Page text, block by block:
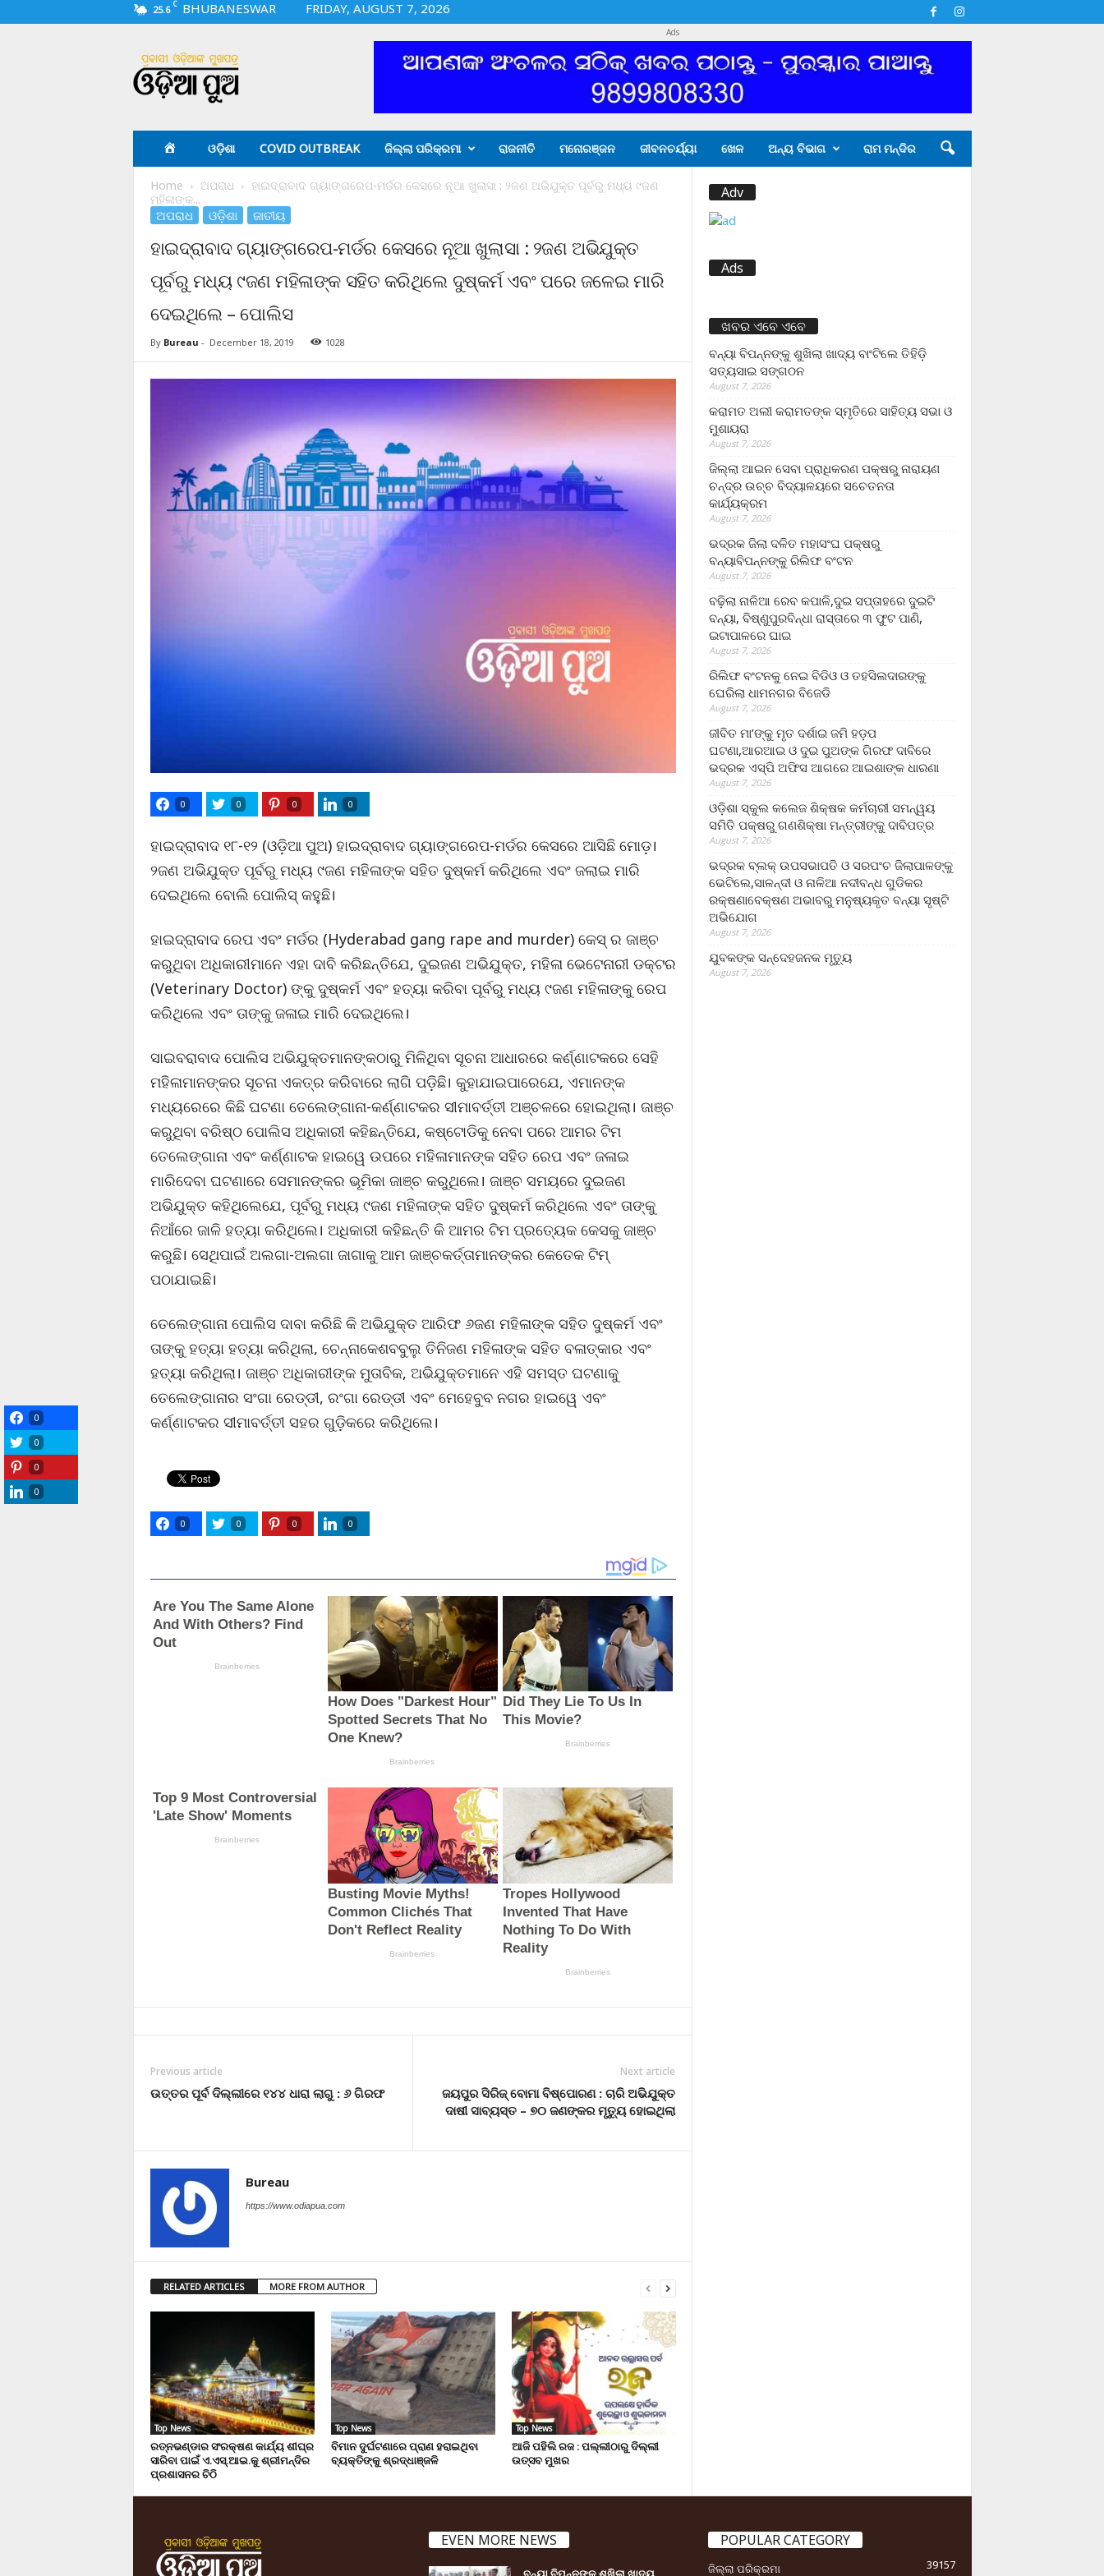
25.6 C BHUBANESWAR
FRIDAY, AUGUST 7, 2026
i
a
Ads
ଓଡ଼ିଶା COVID OUTBREAK ଜିଲ୍ଲା ପରିକ୍ରମା ରାଜନୀତି ମନୋରଞ୍ଜନ ଜୀବନଚର୍ଯ୍ୟା ଖେଳ ଅନ୍ୟ ବିଭାଗ ରାମ ମନ୍ଦିର
Home ଅପରାଧ
ହାଇଦ୍ରାବାଦ ଗ୍ୟାଙ୍ଗରେପ-ମର୍ଡର କେସରେ ନୂଆ ଖୁଲାସା : ୨ଜଣ ଅଭିଯୁକ୍ତ ପୂର୍ବରୁ ମଧ୍ୟ ୯ଜଣ
ମହିଳାଙ୍କ...
ଅପରାଧ ଓଡ଼ିଶା ଜାତୀୟ
ହାଇଦ୍ରାବାଦ ଗ୍ୟାଙ୍ଗରେପ-ମର୍ଡର କେସରେ ନୂଆ ଖୁଲାସା : ୨ଜଣ ଅଭିଯୁକ୍ତ
ପୂର୍ବରୁ ମଧ୍ୟ ୯ଜଣ ମହିଳାଙ୍କ ସହିତ କରିଥିଲେ ଦୁଷ୍କର୍ମ ଏବଂ ପରେ ଜଳେଇ ମାରି
ଦେଇଥିଲେ – ପୋଲିସ
By Bureau - December 18, 2019 1028
0 0 0 0
ହାଇଦ୍ରାବାଦ ୧୮-୧୨ (ଓଡ଼ିଆ ପୁଅ) ହାଇଦ୍ରାବାଦ ଗ୍ୟାଙ୍ଗରେପ-ମର୍ଡର କେସରେ ଆସିଛି ମୋଡ଼।
୨ଜଣ ଅଭିଯୁକ୍ତ ପୂର୍ବରୁ ମଧ୍ୟ ୯ଜଣ ମହିଳାଙ୍କ ସହିତ ଦୁଷ୍କର୍ମ କରିଥିଲେ ଏବଂ ଜଲାଇ ମାରି
ଦେଇଥିଲେ ବୋଲି ପୋଲିସ୍ କହୁଛି।
ହାଇଦ୍ରାବାଦ ରେପ ଏବଂ ମର୍ଡର (Hyderabad gang rape and murder) କେସ୍ ର ଜାଞ୍ଚ
କରୁଥିବା ଅଧିକାରୀମାନେ ଏହା ଦାବି କରିଛନ୍ତିଯେ, ଦୁଇଜଣ ଅଭିଯୁକ୍ତ, ମହିଳା ଭେଟେନାରୀ ଡକ୍ଟର
(Veterinary Doctor) ଙ୍କୁ ଦୁଷ୍କର୍ମ ଏବଂ ହତ୍ୟା କରିବା ପୂର୍ବରୁ ମଧ୍ୟ ୯ଜଣ ମହିଳାଙ୍କୁ ରେପ
କରିଥିଲେ ଏବଂ ତାଙ୍କୁ ଜଳାଇ ମାରି ଦେଇଥିଲେ।
ସାଇବରାବାଦ ପୋଲିସ ଅଭିଯୁକ୍ତମାନଙ୍କଠାରୁ ମିଳିଥିବା ସୂଚନା ଆଧାରରେ କର୍ଣ୍ଣାଟକରେ ସେହି
ମହିଳାମାନଙ୍କର ସୂଚନା ଏକତ୍ର କରିବାରେ ଲାଗି ପଡ଼ିଛି। କୁହାଯାଇପାରେଯେ, ଏମାନଙ୍କ
ମଧ୍ୟରେରେ କିଛି ଘଟଣା ତେଲେଙ୍ଗାନା-କର୍ଣ୍ଣାଟକର ସୀମାବର୍ତ୍ତୀ ଅଞ୍ଚଳରେ ହୋଇଥିଲା। ଜାଞ୍ଚ
କରୁଥିବା ବରିଷ୍ଠ ପୋଲିସ ଅଧିକାରୀ କହିଛନ୍ତିଯେ, କଷ୍ଟୋଡିକୁ ନେବା ପରେ ଆମର ଟିମ
ତେଲେଙ୍ଗାନା ଏବଂ କର୍ଣ୍ଣାଟକ ହାଇୱେ ଉପରେ ମହିଳାମାନଙ୍କ ସହିତ ରେପ ଏବଂ ଜଳାଇ
ମାରିଦେବା ଘଟଣାରେ ସେମାନଙ୍କର ଭୂମିକା ଜାଞ୍ଚ କରୁଥିଲେ। ଜାଞ୍ଚ ସମୟରେ ଦୁଇଜଣ
ଅଭିଯୁକ୍ତ କହିଥିଲେଯେ, ପୂର୍ବରୁ ମଧ୍ୟ ୯ଜଣ ମହିଳାଙ୍କ ସହିତ ଦୁଷ୍କର୍ମ କରିଥିଲେ ଏବଂ ତାଙ୍କୁ
ନିଆଁରେ ଜାଳି ହତ୍ୟା କରିଥିଲେ। ଅଧିକାରୀ କହିଛନ୍ତି କି ଆମର ଟିମ ପ୍ରତ୍ୟେକ କେସକୁ ଜାଞ୍ଚ
କରୁଛି। ସେଥିପାଇଁ ଅଲଗା-ଅଲଗା ଜାଗାକୁ ଆମ ଜାଞ୍ଚକର୍ତ୍ତାମାନଙ୍କର କେତେକ ଟିମ୍
ପଠାଯାଇଛି।
ତେଲେଙ୍ଗାନା ପୋଲିସ ଦାବା କରିଛି କି ଅଭିଯୁକ୍ତ ଆରିଫ ୬ଜଣ ମହିଳାଙ୍କ ସହିତ ଦୁଷ୍କର୍ମ ଏବଂ
ତାଙ୍କୁ ହତ୍ୟା ହତ୍ୟା କରିଥିଲା, ଚେନ୍ନାକେଶବବୁଲୁ ତିନିଜଣ ମହିଳାଙ୍କ ସହିତ ବଳାତ୍କାର ଏବଂ
ହତ୍ୟା କରିଥିଲା। ଜାଞ୍ଚ ଅଧିକାରୀଙ୍କ ମୁତାବିକ, ଅଭିଯୁକ୍ତମାନେ ଏହି ସମସ୍ତ ଘଟଣାକୁ
ତେଲେଙ୍ଗାନାର ସଂଗା ରେଡ୍ଡୀ, ରଂଗା ରେଡ୍ଡୀ ଏବଂ ମେହେବୁବ ନଗର ହାଇୱେ ଏବଂ
କର୍ଣ୍ଣାଟକର ସୀମାବର୍ତ୍ତୀ ସହର ଗୁଡ଼ିକରେ କରିଥିଲେ।
0 0 0 0
Previous article
ଉତ୍ତର ପୂର୍ବ ଦିଲ୍ଲୀରେ ୧୪୪ ଧାରା ଲାଗୁ : ୬ ଗିରଫ
Next article
ଜୟପୁର ସିରିଜ୍ ବୋମା ବିଷ୍ପୋରଣ : ଚାରି ଅଭିଯୁକ୍ତ
ଦାଷୀ ସାବ୍ୟସ୍ତ – ୭୦ ଜଣଙ୍କର ମୃତ୍ୟୁ ହୋଇଥିଲା
Bureau
https://www.odiapua.com
RELATED ARTICLES MORE FROM AUTHOR
Top News
ରତ୍ନଭଣ୍ଡାର ସଂରକ୍ଷଣ କାର୍ଯ୍ୟ ଶୀଘ୍ର
ସାରିବା ପାଇଁ ଏ.ଏସ୍.ଆଇ.କୁ ଶ୍ରୀମନ୍ଦିର
ପ୍ରଶାସନର ଚିଠି
Top News
ବିମାନ ଦୁର୍ଘଟଣାରେ ପ୍ରାଣ ହରାଇଥିବା
ବ୍ୟକ୍ତିଙ୍କୁ ଶ୍ରଦ୍ଧାଞ୍ଜଳି
Top News
ଆଜି ପହିଲି ରଜ : ପଲ୍ଲୀଠାରୁ ଦିଲ୍ଲୀ
ଉତ୍ସବ ମୁଖର
Adv
Ads
ଖବର ଏବେ ଏବେ
ବନ୍ୟା ବିପନ୍ନଙ୍କୁ ଶୁଖିଲା ଖାଦ୍ୟ ବାଂଟିଲେ ତିହିଡି଼
ସତ୍ୟସାଇ ସଙ୍ଗଠନ
August 7, 2026
କରାମତ ଅଲୀ କରାମତଙ୍କ ସ୍ମୃତିରେ ସାହିତ୍ୟ ସଭା ଓ
ମୁଶାୟରା
August 7, 2026
ଜିଲ୍ଲା ଆଇନ ସେବା ପ୍ରାଧିକରଣ ପକ୍ଷରୁ ନାରାୟଣ
ଚନ୍ଦ୍ର ଉଚ୍ଚ ବିଦ୍ୟାଳୟରେ ସଚେତନତା
କାର୍ଯ୍ୟକ୍ରମ
August 7, 2026
ଭଦ୍ରକ ଜିଲା ଦଳିତ ମହାସଂଘ ପକ୍ଷରୁ
ବନ୍ୟାବିପନ୍ନଙ୍କୁ ରିଲିଫ ବଂଟନ
August 7, 2026
ବଢ଼ିଲା ନାଳିଆ ରେବ କପାଳି,ଦୁଇ ସପ୍ତାହରେ ଦୁଇଟି
ବନ୍ୟା, ବିଷ୍ଣୁପୁରବିନ୍ଧା ରାସ୍ତାରେ ୩ ଫୁଟ ପାଣି,
ଇଟାପାଳରେ ଘାଇ
August 7, 2026
ରିଲିଫ ବଂଟନକୁ ନେଇ ବିଡିଓ ଓ ତହସିଲଦାରଙ୍କୁ
ଘେରିଲା ଧାମନଗର ବିଜେଡି
August 7, 2026
ଜୀବିତ ମା’ଙ୍କୁ ମୃତ ଦର୍ଶାଇ ଜମି ହଡ଼ପ
ଘଟଣା,ଆରଆଇ ଓ ଦୁଇ ପୁଅଙ୍କ ଗିରଫ ଦାବିରେ
ଭଦ୍ରକ ଏସ୍‌ପି ଅଫିସ ଆଗରେ ଆଇଶାଙ୍କ ଧାରଣା
August 7, 2026
ଓଡ଼ିଶା ସ୍କୁଲ କଲେଜ ଶିକ୍ଷକ କର୍ମଚାରୀ ସମନ୍ୱୟ
ସମିତି ପକ୍ଷରୁ ଗଣଶିକ୍ଷା ମନ୍ତ୍ରୀଙ୍କୁ ଦାବିପତ୍ର
August 7, 2026
ଭଦ୍ରକ ବ୍ଲକ୍ ଉପସଭାପତି ଓ ସରପଂଚ ଜିଲାପାଳଙ୍କୁ
ଭେଟିଲେ,ସାଳନ୍ଦୀ ଓ ନାଳିଆ ନଦୀବନ୍ଧ ଗୁଡିକର
ରକ୍ଷଣାବେକ୍ଷଣ ଅଭାବରୁ ମନୁଷ୍ୟକୃତ ବନ୍ୟା ସୃଷ୍ଟି
ଅଭିଯୋଗ
August 7, 2026
ଯୁବକଙ୍କ ସନ୍ଦେହଜନକ ମୃତ୍ୟୁ
August 7, 2026
EVEN MORE NEWS POPULAR CATEGORY
ଜିଲ୍ଲା ପରିକ୍ରମା 39157
0
0
0
0